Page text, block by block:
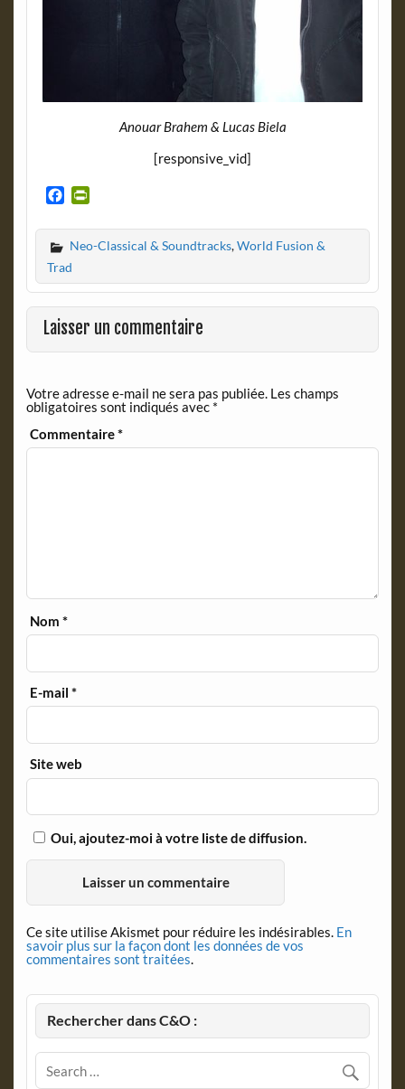
Anouar Brahem & Lucas Biela
[responsive_vid]
c
e
b
o
o
k
i
n
F
r
i
e
n
l
y
Neo-Classical & Soundtracks,World Fusion &
Trad
Laisser un commentaire
Votre adresse e-mail ne sera pas publiée. Les champs
obligatoires sont indiqués avec *
Commentaire*
Nom*
E-mail*
Site web
Oui, ajoutez-moi à votre liste de diffusion.
Ce site utilise Akismet pour réduire les indésirables. En
savoir plus sur la façon dont les données de vos
commentaires sont traitées.
Rechercher dans C&O :